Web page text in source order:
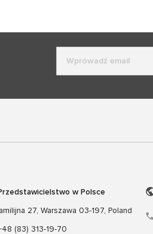
w Polsce
27, Warszawa 03-197, Poland
(83) 313-19-70